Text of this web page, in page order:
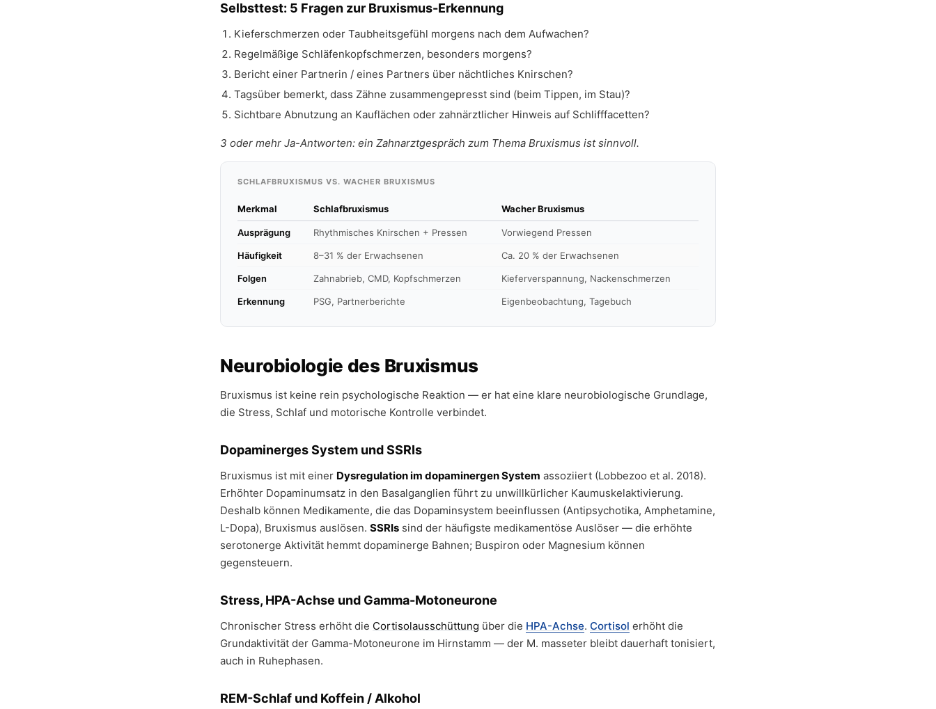
Selbsttest: 5 Fragen zur Bruxismus-Erkennung
Kieferschmerzen oder Taubheitsgefühl morgens nach dem Aufwachen?
Regelmäßige Schläfenkopfschmerzen, besonders morgens?
Bericht einer Partnerin / eines Partners über nächtliches Knirschen?
Tagsüber bemerkt, dass Zähne zusammengepresst sind (beim Tippen, im Stau)?
Sichtbare Abnutzung an Kauflächen oder zahnärztlicher Hinweis auf Schlifffacetten?
3 oder mehr Ja-Antworten: ein Zahnarztgespräch zum Thema Bruxismus ist sinnvoll.
SCHLAFBRUXISMUS VS. WACHER BRUXISMUS
Merkmal Schlafbruxismus Wacher Bruxismus
Ausprägung Rhythmisches Knirschen + Pressen Vorwiegend Pressen
Häufigkeit 8–31 % der Erwachsenen Ca. 20 % der Erwachsenen
Folgen Zahnabrieb, CMD, Kopfschmerzen Kieferverspannung, Nackenschmerzen
Erkennung PSG, Partnerberichte Eigenbeobachtung, Tagebuch
Neurobiologie des Bruxismus
Bruxismus ist keine rein psychologische Reaktion — er hat eine klare neurobiologische Grundlage,
die Stress, Schlaf und motorische Kontrolle verbindet.
Dopaminerges System und SSRIs
Bruxismus ist mit einer Dysregulation im dopaminergen System assoziiert (Lobbezoo et al. 2018).
Erhöhter Dopaminumsatz in den Basalganglien führt zu unwillkürlicher Kaumuskelaktivierung.
Deshalb können Medikamente, die das Dopaminsystem beeinflussen (Antipsychotika, Amphetamine,
L-Dopa), Bruxismus auslösen. SSRIs sind der häufigste medikamentöse Auslöser — die erhöhte
serotonerge Aktivität hemmt dopaminerge Bahnen; Buspiron oder Magnesium können
gegensteuern.
Stress, HPA-Achse und Gamma-Motoneurone
Chronischer Stress erhöht die Cortisolausschüttung über die HPA-Achse. Cortisol erhöht die
Grundaktivität der Gamma-Motoneurone im Hirnstamm — der M. masseter bleibt dauerhaft tonisiert,
auch in Ruhephasen.
REM-Schlaf und Koffein / Alkohol